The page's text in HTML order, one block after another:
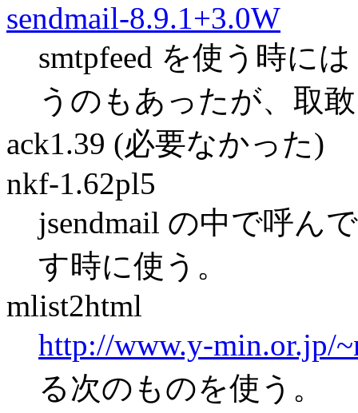
sendmail-8.9.1+3.0W
smtpfeed を使う時に
うのもあったが、取
ack1.39 (必要なかった)
nkf-1.62pl5
jsendmail の中で呼ん
す時に使う。
mlist2html
http://www.y-min.or.jp/
る次のものを使う。